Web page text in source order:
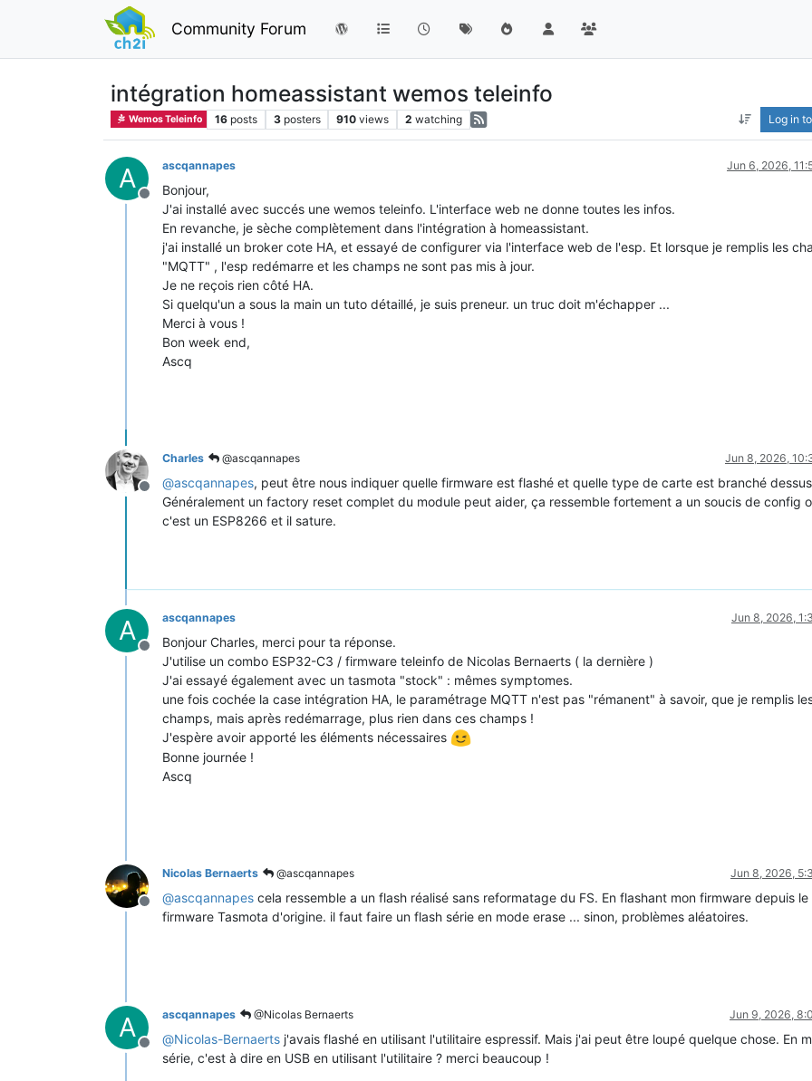
Community Forum
intégration homeassistant wemos teleinfo
Wemos Teleinfo 16 posts 3 posters 910 views 2 watching Log in
A
Offline
ascqannapes Jun 6, 2026,
Bonjour,
J'ai installé avec succés une wemos teleinfo. L'interface web ne donne toutes les infos.
En revanche, je sèche complètement dans l'intégration à homeassistant.
j'ai installé un broker cote HA, et essayé de configurer via l'interface web de l'esp. Et lorsque je remplis les
"MQTT" , l'esp redémarre et les champs ne sont pas mis à jour.
Je ne reçois rien côté HA.
Si quelqu'un a sous la main un tuto détaillé, je suis preneur. un truc doit m'échapper ...
Merci à vous !
Bon week end,
Ascq
Offline
Charles @ascqannapes Jun 8, 2026,
@ascqannapes, peut être nous indiquer quelle firmware est flashé et quelle type de carte est branché
Généralement un factory reset complet du module peut aider, ça ressemble fortement a un soucis de config
c'est un ESP8266 et il sature.
A
Offline
ascqannapes Jun 8, 2026,
Bonjour Charles, merci pour ta réponse.
J'utilise un combo ESP32-C3 / firmware teleinfo de Nicolas Bernaerts ( la dernière )
J'ai essayé également avec un tasmota "stock" : mêmes symptomes.
une fois cochée la case intégration HA, le paramétrage MQTT n'est pas "rémanent" à savoir, que je remplis
champs, mais après redémarrage, plus rien dans ces champs !
J'espère avoir apporté les éléments nécessaires
Bonne journée !
Ascq
Offline
Nicolas Bernaerts @ascqannapes Jun 8, 2026,
@ascqannapes cela ressemble a un flash réalisé sans reformatage du FS. En flashant mon firmware depuis le
firmware Tasmota d'origine. il faut faire un flash série en mode erase ... sinon, problèmes aléatoires.
A
Offline
ascqannapes @Nicolas Bernaerts Jun 9, 2026,
@Nicolas-Bernaerts j'avais flashé en utilisant l'utilitaire espressif. Mais j'ai peut être loupé quelque chose. En
série, c'est à dire en USB en utilisant l'utilitaire ? merci beaucoup !